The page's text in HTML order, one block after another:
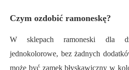
Czym ozdobić ramoneskę?
W sklepach ramoneski dla
jednokolorowe, bez żadnych
może być zamek błyskawiczny w